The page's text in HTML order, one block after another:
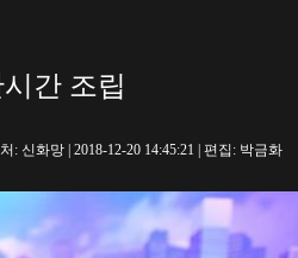
간 조립
: 신화망 | 2018-12-20 14:45:21 | 편집: 박금화